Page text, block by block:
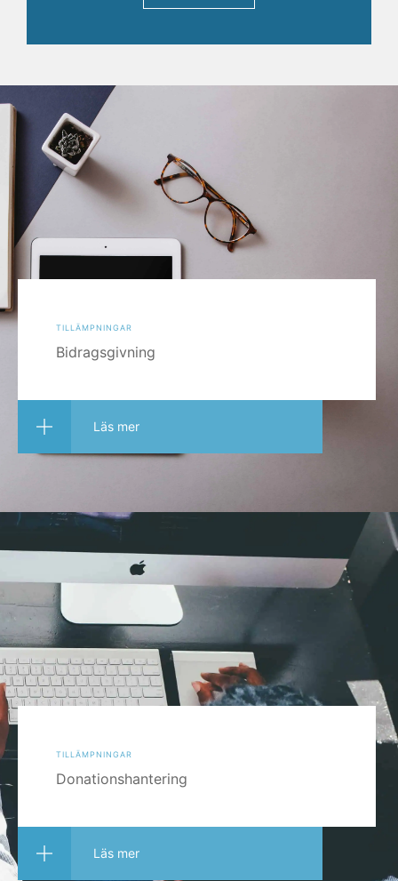
tillämpningar
Bidragsgivning
Läs mer
tillämpningar
Donationshantering
Läs mer